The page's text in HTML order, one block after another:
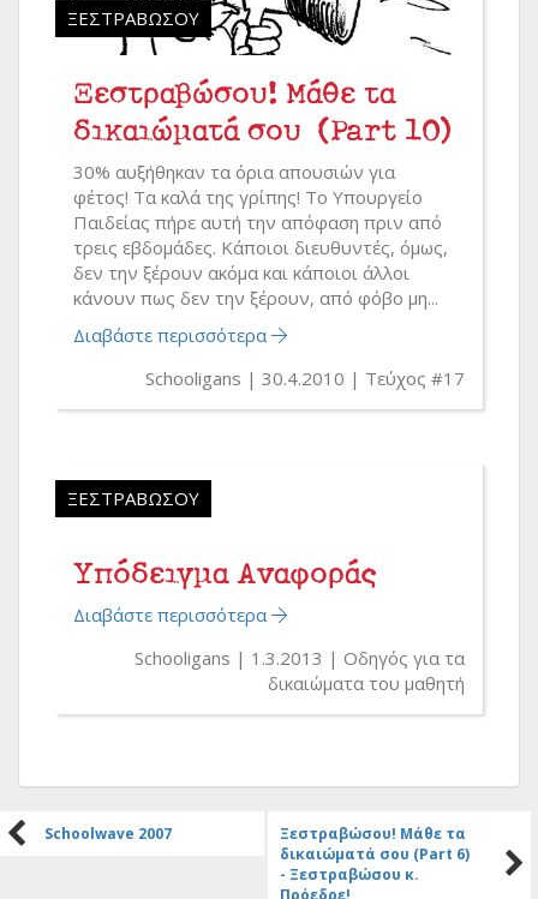
ΞΕΣΤΡΑΒΏΣΟΥ
Ξεστραβώσου! Μάθε τα
δικαιώματά σου (Part 10)
30% αυξήθηκαν τα όρια απουσιών για
φέτος! Τα καλά της γρίπης! Το Υπουργείο
Παιδείας πήρε αυτή την απόφαση πριν από
τρεις εβδομάδες. Κάποιοι διευθυντές, όμως,
δεν την ξέρουν ακόμα και κάποιοι άλλοι
κάνουν πως δεν την ξέρουν, από φόβο μη...
Διαβάστε περισσότερα
Schooligans
30.4.2010 Τεύχος #17
ΞΕΣΤΡΑΒΏΣΟΥ
Υπόδειγμα Αναφοράς
Διαβάστε περισσότερα
Schooligans
1.3.2013
Οδηγός για τα
δικαιώματα του μαθητή
Schoolwave 2007
Ξεστραβώσου! Μάθε τα
δικαιώματά σου (Part 6)
- Ξεστραβώσου κ.
Πρόεδρε!